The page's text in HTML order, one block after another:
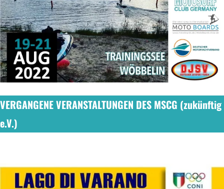
VERGANGENE VERANSTALTUNGEN DES MSCG (zukünftig
e.V.)